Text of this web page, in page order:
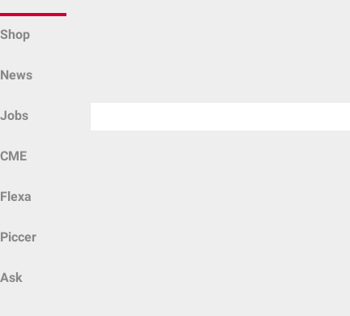
Shop
News
Jobs
CME
Flexa
Piccer
Ask